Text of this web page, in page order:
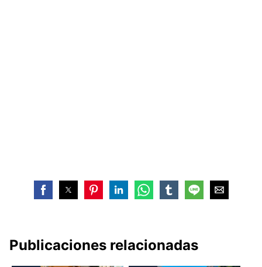
Publicaciones relacionadas